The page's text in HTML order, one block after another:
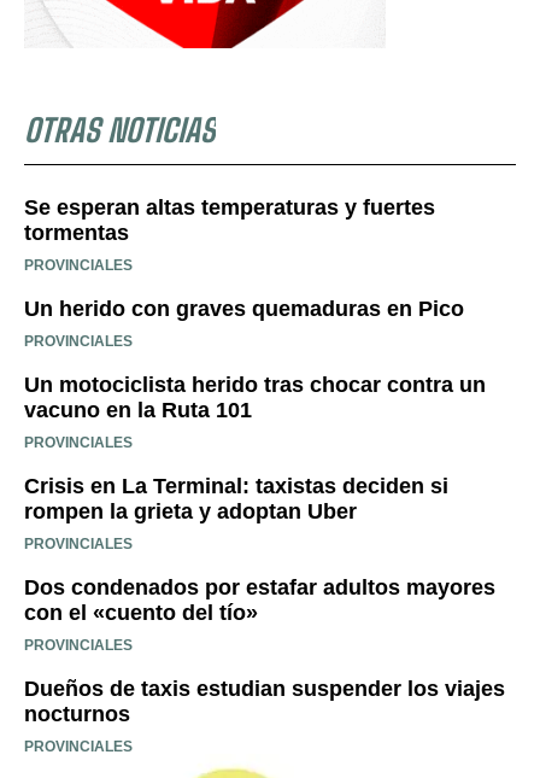
OTRAS NOTICIAS
Se esperan altas temperaturas y fuertes
tormentas
PROVINCIALES
Un herido con graves quemaduras en Pico
PROVINCIALES
Un motociclista herido tras chocar contra un
vacuno en la Ruta 101
PROVINCIALES
Crisis en La Terminal: taxistas deciden si
rompen la grieta y adoptan Uber
PROVINCIALES
Dos condenados por estafar adultos mayores
con el «cuento del tío»
PROVINCIALES
Dueños de taxis estudian suspender los viajes
nocturnos
PROVINCIALES